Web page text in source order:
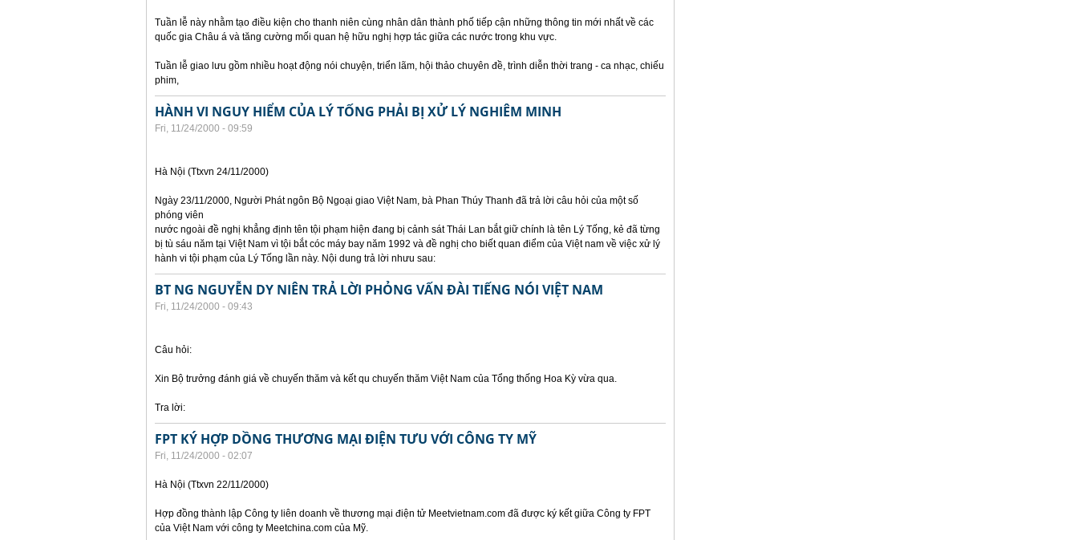
Tuần lễ này nhằm tạo điều kiện cho thanh niên cùng nhân dân thành phố tiếp cận những thông tin mới nhất về các
quốc gia Châu á và tăng cường mối quan hệ hữu nghị hợp tác giữa các nước trong khu vực.
Tuần lễ giao lưu gồm nhiều hoạt động nói chuyện, triển lãm, hội thảo chuyên đề, trình diễn thời trang - ca nhạc, chiếu
phim,
HÀNH VI NGUY HIỂM CỦA LÝ TỐNG PHẢI BỊ XỬ LÝ NGHIÊM MINH
Fri, 11/24/2000 - 09:59
Hà Nội (Ttxvn 24/11/2000)
Ngày 23/11/2000, Người Phát ngôn Bộ Ngoại giao Việt Nam, bà Phan Thúy Thanh đã trả lời câu hỏi của một số
phóng viên
nước ngoài đề nghị khẳng định tên tội phạm hiện đang bị cảnh sát Thái Lan bắt giữ chính là tên Lý Tống, kẻ đã từng
bị tù sáu năm tại Việt Nam vì tội bắt cóc máy bay năm 1992 và đề nghị cho biết quan điểm của Việt nam về việc xử lý
hành vi tội phạm của Lý Tống lần này. Nội dung trả lời nhưu sau:
BT NG NGUYỄN DY NIÊN TRẢ LỜI PHỎNG VẤN ĐÀI TIẾNG NÓI VIỆT NAM
Fri, 11/24/2000 - 09:43
Câu hỏi:
Xin Bộ trưởng đánh giá về chuyến thăm và kết qu chuyến thăm Việt Nam của Tổng thống Hoa Kỳ vừa qua.
Tra lời:
FPT KÝ HỢP DỒNG THƯƠNG MẠI ĐIỆN TƯU VỚI CÔNG TY MỸ
Fri, 11/24/2000 - 02:07
Hà Nội (Ttxvn 22/11/2000)
Hợp đồng thành lập Công ty liên doanh về thương mại điện tử Meetvietnam.com đã được ký kết giữa Công ty FPT
của Việt Nam với công ty Meetchina.com của Mỹ.